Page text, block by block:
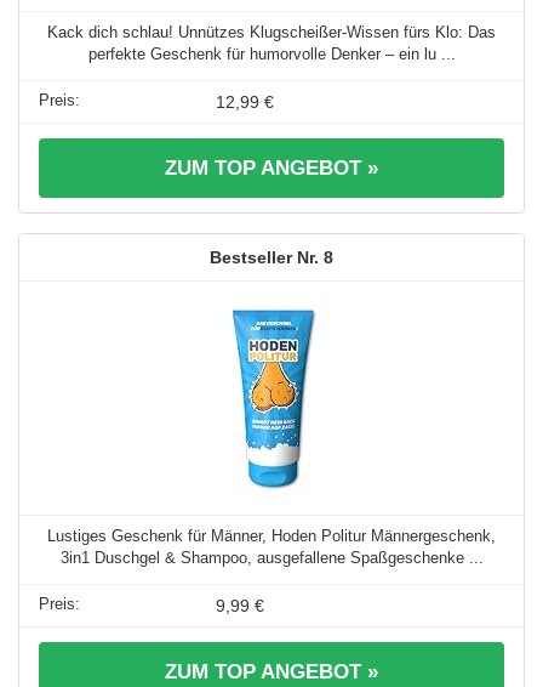
Kack dich schlau! Unnützes Klugscheißer-Wissen fürs Klo: Das
perfekte Geschenk für humorvolle Denker – ein lu ...
12,99 €
ZUM TOP ANGEBOT »
8
Lustiges Geschenk für Männer, Hoden Politur Männergeschenk,
3in1 Duschgel & Shampoo, ausgefallene Spaßgeschenke ...
9,99 €
ZUM TOP ANGEBOT »